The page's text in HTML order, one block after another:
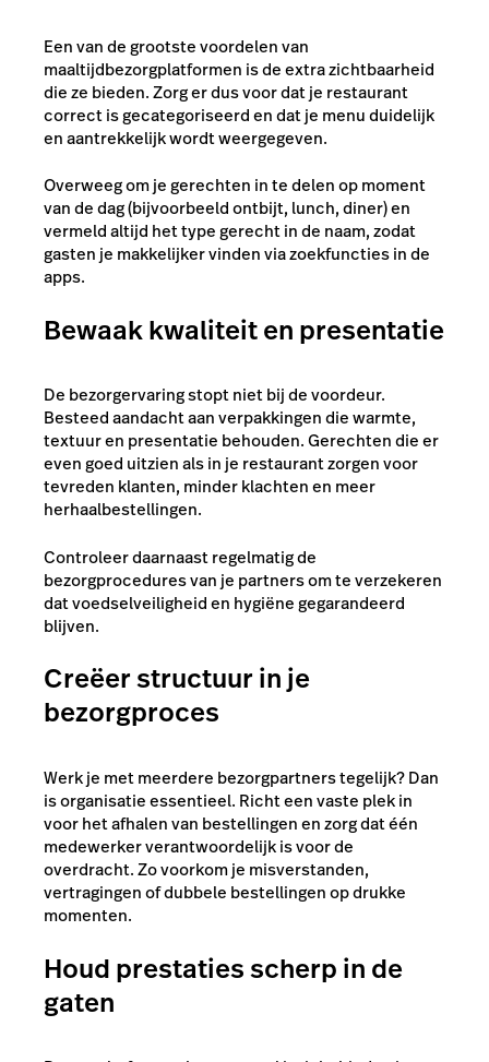
Een van de grootste voordelen van
maaltijdbezorgplatformen is de extra zichtbaarheid
die ze bieden. Zorg er dus voor dat je restaurant
correct is gecategoriseerd en dat je menu duidelijk
en aantrekkelijk wordt weergegeven.
Overweeg om je gerechten in te delen op moment
van de dag (bijvoorbeeld ontbijt, lunch, diner) en
vermeld altijd het type gerecht in de naam, zodat
gasten je makkelijker vinden via zoekfuncties in de
apps.
Bewaak kwaliteit en presentatie
De bezorgervaring stopt niet bij de voordeur.
Besteed aandacht aan verpakkingen die warmte,
textuur en presentatie behouden. Gerechten die er
even goed uitzien als in je restaurant zorgen voor
tevreden klanten, minder klachten en meer
herhaalbestellingen.
Controleer daarnaast regelmatig de
bezorgprocedures van je partners om te verzekeren
dat voedselveiligheid en hygiëne gegarandeerd
blijven.
Creëer structuur in je
bezorgproces
Werk je met meerdere bezorgpartners tegelijk? Dan
is organisatie essentieel. Richt een vaste plek in
voor het afhalen van bestellingen en zorg dat één
medewerker verantwoordelijk is voor de
overdracht. Zo voorkom je misverstanden,
vertragingen of dubbele bestellingen op drukke
momenten.
Houd prestaties scherp in de
gaten